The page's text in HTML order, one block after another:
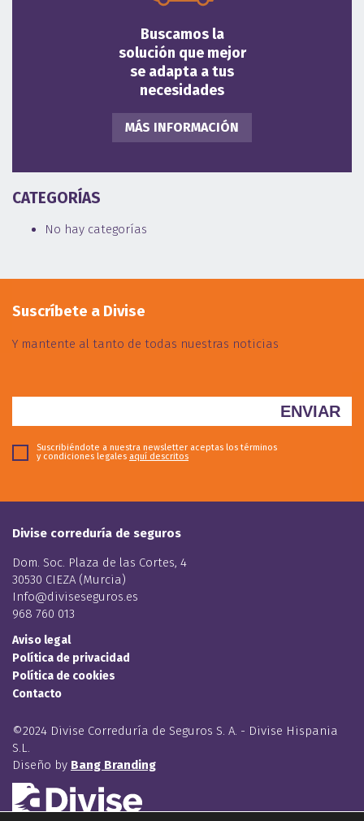
Buscamos la
solución que mejor
se adapta a tus
necesidades
MÁS INFORMACIÓN
CATEGORÍAS
No hay categorías
Suscríbete a Divise
Y mantente al tanto de todas nuestras noticias
Suscribiéndote a nuestra newsletter aceptas los términos
y condiciones legales aquí descritos
Divise correduría de seguros
Dom. Soc. Plaza de las Cortes, 4
30530 CIEZA (Murcia)
Info@diviseseguros.es
968 760 013
Aviso legal
Política de privacidad
Política de cookies
Contacto
©2024 Divise Correduría de Seguros S. A. - Divise Hispania
S.L.
Diseño by Bang Branding